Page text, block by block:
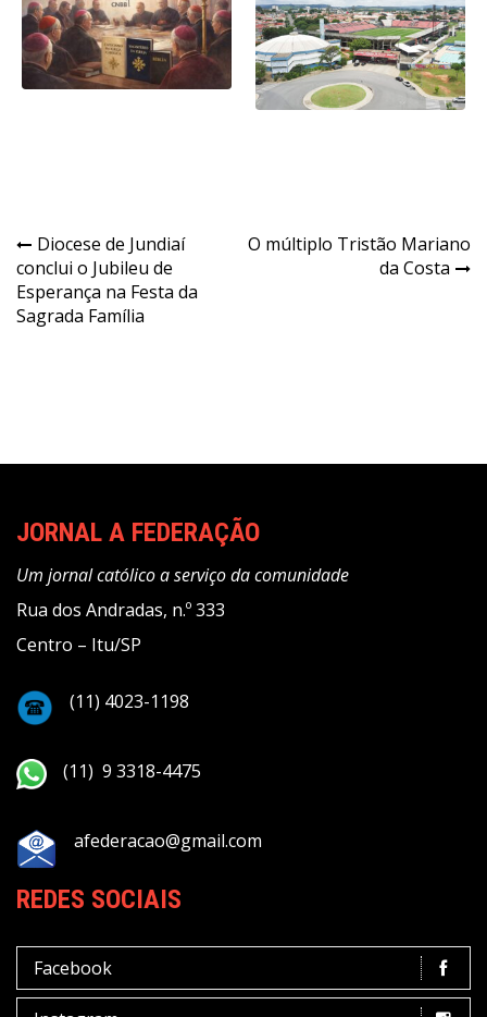
Navegação
de
Post
Diocese de Jundiaí
conclui o Jubileu de
Esperança na Festa da
Sagrada Família
O múltiplo Tristão Mariano
da Costa
JORNAL A FEDERAÇÃO
Um jornal católico a serviço da comunidade
Rua dos Andradas, n.º 333
Centro – Itu/SP
(11) 4023-1198
(11) 9 3318-4475
afederacao@gmail.com
REDES SOCIAIS
Facebook